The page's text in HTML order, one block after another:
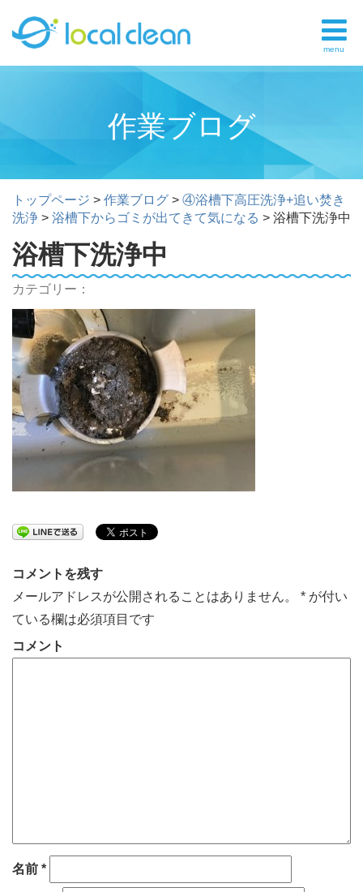
menu
作業ブログ
トップページ > 作業ブログ > ④浴槽下高圧洗浄+追い焚き
洗浄 > 浴槽下からゴミが出てきて気になる > 浴槽下洗浄中
浴槽下洗浄中
カテゴリー：
コメントを残す
メールアドレスが公開されることはありません。
* が付い
ている欄は必須項目です
コメント
名前 *